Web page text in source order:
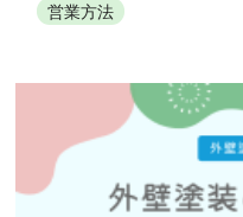
屋根塗装
営業方法